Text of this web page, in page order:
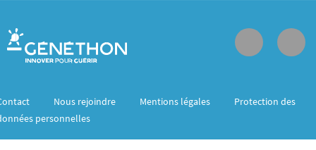
Nous rejoindre Mentions légales
Protection des
personnelles